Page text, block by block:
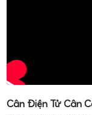
Cân Điện Tử Cân